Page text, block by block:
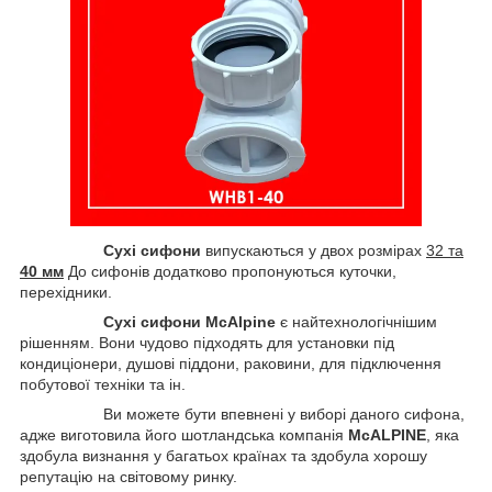
Сухі сифони випускаються у двох розмірах 32 та
40 мм До сифонів додатково пропонуються куточки,
перехідники.
Сухі сифони McAlpine є найтехнологічнішим
рішенням. Вони чудово підходять для установки під
кондиціонери, душові піддони, раковини, для підключення
побутової техніки та ін.
Ви можете бути впевнені у виборі даного сифона,
адже виготовила його шотландська компанія McALPINE , яка
здобула визнання у багатьох країнах та здобула хорошу
репутацію на світовому ринку.